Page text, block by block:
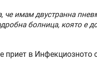
че имам двустранна
болница, която е
приет в Инфекциозното